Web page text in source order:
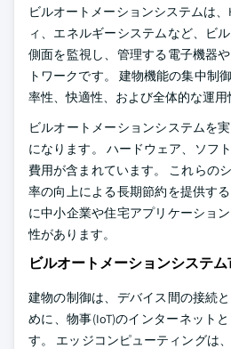
ビルオートメーションシステムは
ィ、エネルギーシステムなど、ビ
側面を監視し、管理する電子機器
トワークです。 建物機能の集中制
率性、快適性、および全体的な運用
ビルオートメーションシステムを
になります。 ハードウェア、ソフ
費用が含まれています。 これらの
率の向上による長期節約を提供す
に中小企業や住宅アプリケーショ
性があります。
ビルオートメーションシステ
建物の制御は、デバイス間の接続
めに、物事(IoT)のインターネット
す。 エッジコンピューティングは